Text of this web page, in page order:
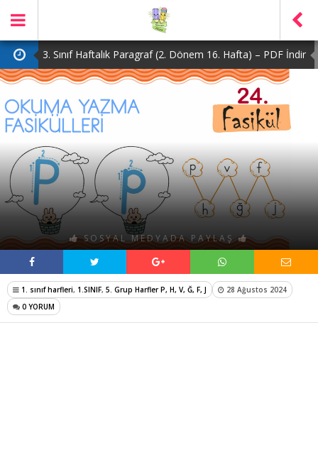
3. Sınıf Haftalık Paragraf (2. Dönem 16. Hafta) – PDF İndir
2. Sınıf Haftalık Paragraf (2. Dönem 16. Hafta) – PDF İndir
1. Sınıf Haftalık Paragraf (2. Dönem 16. Hafta) – PDF İndir
4. Sınıf Haftalık Paragraf (2. Dönem 16. Hafta) – PDF İndir
SOSYAL MEDYADA PAYLAŞ
1. sınıf harfleri, 1.SINIF, 5. Grup Harfler P, H, V, Ğ, F, J
28 Ağustos 2024
0 YORUM